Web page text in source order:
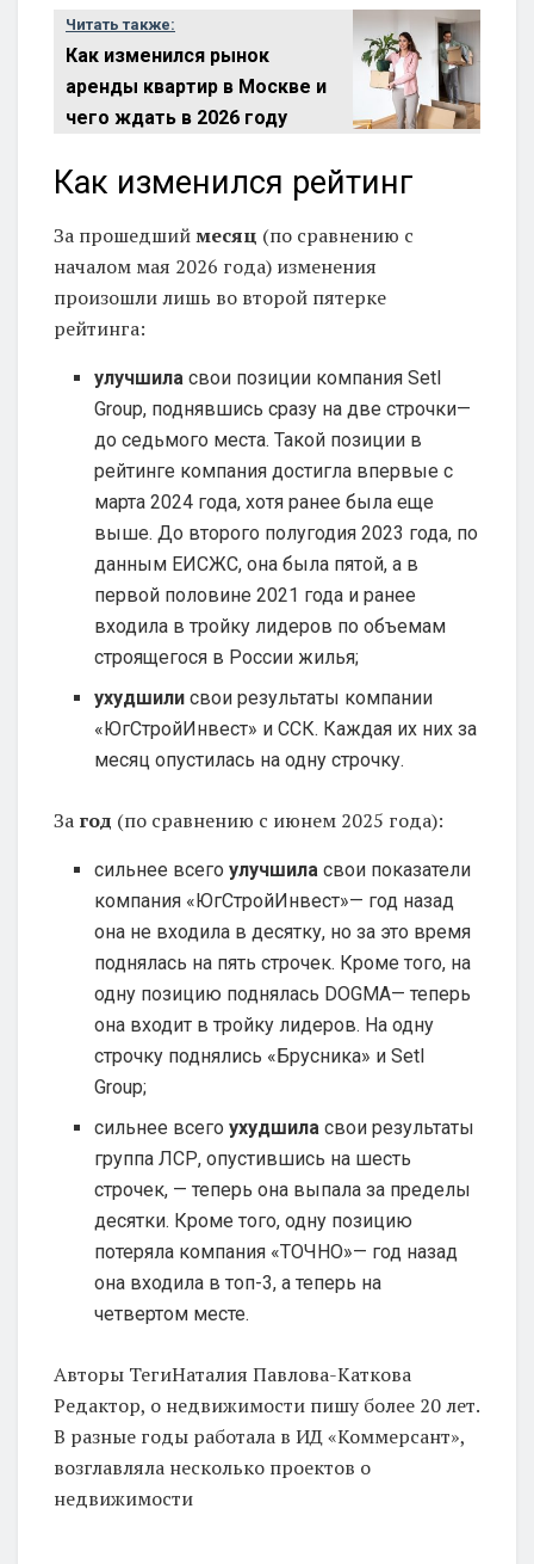
Читать также:
Как изменился рынок
аренды квартир в Москве и
чего ждать в 2026 году
Как изменился рейтинг
За прошедшиймесяц (по сравнению с
началом мая 2026 года) изменения
произошли лишь во второй пятерке
рейтинга:
улучшила свои позиции компания Setl
Group, поднявшись сразу на две строчки—
до седьмого места. Такой позиции в
рейтинге компания достигла впервые с
марта 2024 года, хотя ранее была еще
выше. До второго полугодия 2023 года, по
данным ЕИСЖС, она была пятой, а в
первой половине 2021 года и ранее
входила в тройку лидеров по объемам
строящегося в России жилья;
ухудшилисвои результаты компании
«ЮгСтройИнвест» и ССК. Каждая их них за
месяц опустилась на одну строчку.
За год (по сравнению с июнем 2025 года):
сильнее всегоулучшиласвои показатели
компания «ЮгСтройИнвест»— год назад
она не входила в десятку, но за это время
поднялась на пять строчек. Кроме того, на
одну позицию поднялась DOGMA— теперь
она входит в тройку лидеров. На одну
строчку поднялись «Брусника» и Setl
Group;
сильнее всегоухудшиласвои результаты
группа ЛСР, опустившись на шесть
строчек, — теперь она выпала за пределы
десятки. Кроме того, одну позицию
потеряла компания «ТОЧНО»— год назад
она входила в топ-3, а теперь на
четвертом месте.
Авторы ТегиНаталия Павлова-Каткова
Редактор, о недвижимости пишу более 20 лет.
В разные годы работала в ИД «Коммерсант»,
возглавляла несколько проектов о
недвижимости